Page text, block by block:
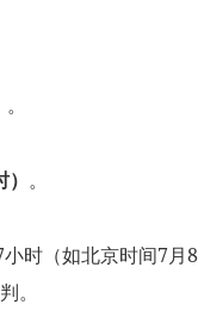
​。
​。
时（如北京时间7月
。